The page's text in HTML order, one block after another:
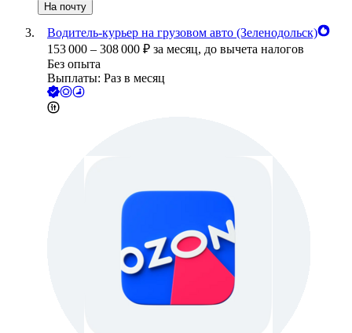
На почту
Водитель-курьер на грузовом авто (Зеленодольск)
153 000 – 308 000 ₽ за месяц, до вычета налогов
Без опыта
Выплаты: Раз в месяц